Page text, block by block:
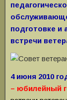
подготовке и
встречи
4 июня 2010
– юбилейный